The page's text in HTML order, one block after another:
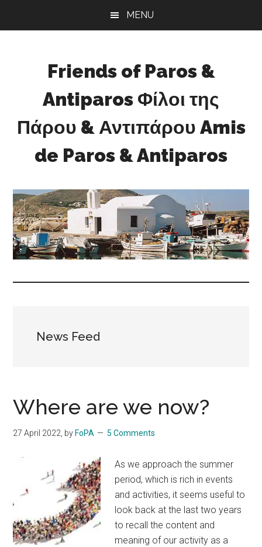
MENU
Friends of Paros &
Antiparos Φίλοι της
Πάρου & Αντιπάρου Amis
de Paros & Antiparos
development
for
Paros
&
Antiparos
News Feed
Where are we now?
27 April 2022, by FoPA 5 Comments
As we approach the summer
period, which is rich in events
and activities, it seems useful to
look back at the last two years
to recall the content and
meaning of our activity as a